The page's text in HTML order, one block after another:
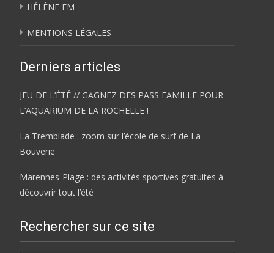
HÉLÈNE FM
MENTIONS LÉGALES
Derniers articles
JEU DE L’ÉTÉ // GAGNEZ DES PASS FAMILLE POUR
L’AQUARIUM DE LA ROCHELLE !
La Tremblade : zoom sur l’école de surf de La
Bouverie
Marennes-Plage : des activités sportives gratuites à
découvrir tout l’été
Rechercher sur ce site